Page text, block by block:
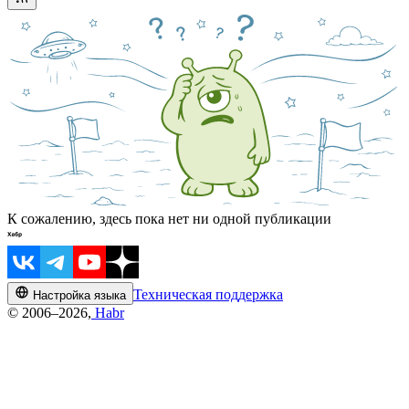
К сожалению, здесь пока нет ни одной публикации
Настройка языка Техническая поддержка
© 2006–2026, Habr